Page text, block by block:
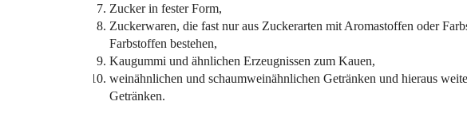
Zucker in fester Form,
Zuckerwaren, die fast nur aus Zuckerarten mit Aromastoffen oder
Farbstoffen bestehen,
Kaugummi und ähnlichen Erzeugnissen zum Kauen,
weinähnlichen und schaumweinähnlichen Getränken und hieraus
Getränken.